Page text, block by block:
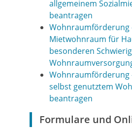
allgemeinem
beantragen
Wohnraumförderung
Mietwohnraum für
besonderen
Wohnraumförderung
selbst genutztem
beantragen
Formulare und